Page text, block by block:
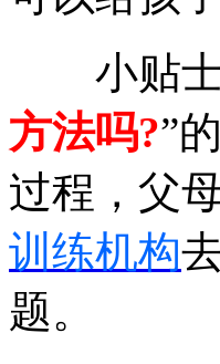
小贴士
方法吗?”
过程，父
训练机构
题。